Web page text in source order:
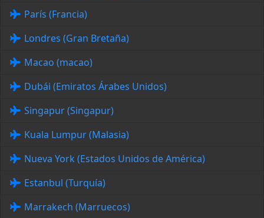
París (Francia)
Londres (Gran Bretaña)
Macao (macao)
Dubái (Emiratos Árabes Unidos)
Singapur (Singapur)
Kuala Lumpur (Malasia)
Nueva York (Estados Unidos de América)
Estanbul (Turquía)
Marrakech (Marruecos)